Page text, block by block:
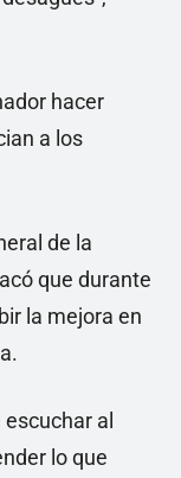
hacer
a los
de la
que durante
la mejora en
al
lo que